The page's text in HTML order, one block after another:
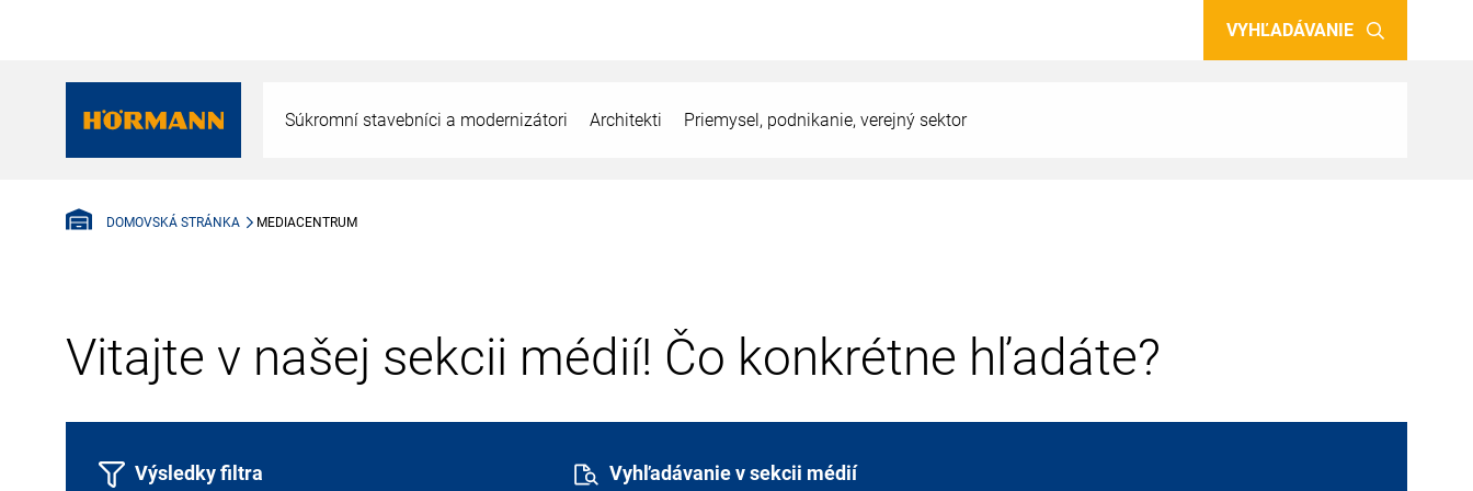
VYHĽADÁVANIE
Súkromní stavebníci a modernizátori Architekti Priemysel, podnikanie, verejný sektor
DOMOVSKÁ STRÁNKA MEDIACENTRUM
Vitajte v našej sekcii médií! Čo konkrétne hľadáte?
Vyhľadávanie v sekcii médií
Výsledky filtra